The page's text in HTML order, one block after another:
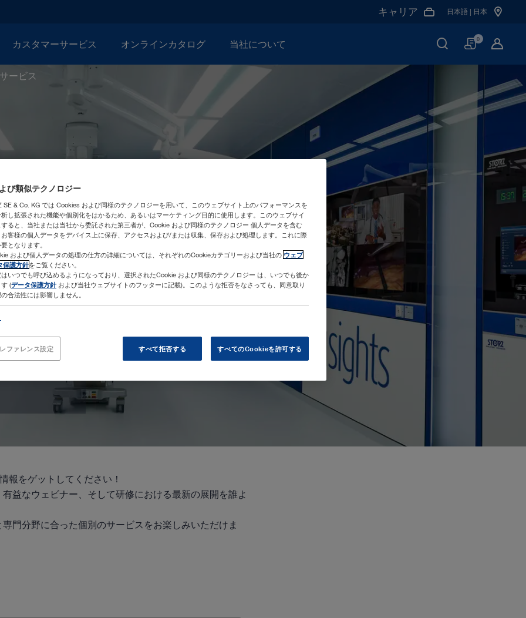
カスタマーサービス オンラインカタログ 当社について
キャリア 日本語 | 日本
買
か
ご
0
ービス
報をゲットしてください！
益なウェビナー、そして研修における最新の展開を誰よ
門分野に合った個別のサービスをお楽しみいただけま
び類似テクノロジー
SE & Co. KG では Cookies および同様のテクノロジーを用いて、このウェブサイト上のパフォーマンスを
し拡張された機能や個別化をはかるため、あるいはマーケティング目的に使用します。このウェブサイ
ると、当社または当社から委託された第三者が、Cookie および同様のテクノロジー 個人データを含む
客様の個人データをデバイス上に保存、アクセスおよび/または収集、保存および処理します。これに際
となります。
および個人データの処理の仕方の詳細については、それぞれのCookieカテゴリーおよび当社の ウェブ
保護方針をご覧ください。
いつでも呼び込めるようになっており、選択されたCookie および同様のテクノロジー は、いつでも後か
(データ保護方針および当社ウェブサイトのフッターに記載)。このような拒否をなさっても、同意取り
合法性には影響しません。
ファレンス設定 すべて拒否する すべてのCookieを許可する